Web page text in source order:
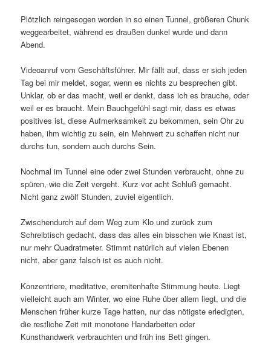
Plötzlich reingesogen worden in so einen Tunnel, größeren Chunk
weggearbeitet, während es draußen dunkel wurde und dann
Abend.
Videoanruf vom Geschäftsführer. Mir fällt auf, dass er sich jeden
Tag bei mir meldet, sogar, wenn es nichts zu besprechen gibt.
Unklar, ob er das macht, weil er denkt, dass ich es brauche, oder
weil er es braucht. Mein Bauchgefühl sagt mir, dass es etwas
positives ist, diese Aufmerksamkeit zu bekommen, sein Ohr zu
haben, ihm wichtig zu sein, ein Mehrwert zu schaffen nicht nur
durchs tun, sondern auch durchs Sein.
Nochmal im Tunnel eine oder zwei Stunden verbraucht, ohne zu
spüren, wie die Zeit vergeht. Kurz vor acht Schluß gemacht.
Nicht ganz zwölf Stunden, zuviel eigentlich.
Zwischendurch auf dem Weg zum Klo und zurück zum
Schreibtisch gedacht, dass das alles ein bisschen wie Knast ist,
nur mehr Quadratmeter. Stimmt natürlich auf vielen Ebenen
nicht, aber ganz falsch ist es auch nicht.
Konzentriere, meditative, eremitenhafte Stimmung heute. Liegt
vielleicht auch am Winter, wo eine Ruhe über allem liegt, und die
Menschen früher kurze Tage hatten, nur das nötigste erledigten,
die restliche Zeit mit monotone Handarbeiten oder
Kunsthandwerk verbrauchten und früh ins Bett gingen.